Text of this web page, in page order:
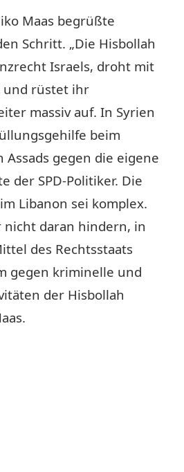
Maas begrüßte
Schritt. „Die Hisbollah
Israels, droht mit
und rüstet ihr
massiv auf. In Syrien
beim
gegen die eigene
der SPD-Politiker. Die
Libanon sei komplex.
nicht daran hindern, in
des Rechtsstaats
gegen kriminelle und
der Hisbollah